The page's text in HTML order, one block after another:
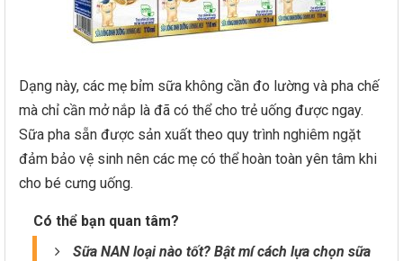
Dạng này, các mẹ bỉm sữa không cần đo lường và pha chế
mà chỉ cần mở nắp là đã có thể cho trẻ uống được ngay.
Sữa pha sẵn được sản xuất theo quy trình nghiêm ngặt
đảm bảo vệ sinh nên các mẹ có thể hoàn toàn yên tâm khi
cho bé cưng uống.
Có thể bạn quan tâm?
Sữa NAN loại nào tốt? Bật mí cách lựa chọn sữa